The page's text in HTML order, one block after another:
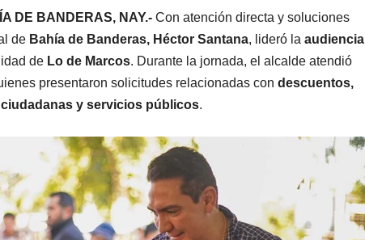
DE BANDERAS, NAY.- Con atención directa y soluciones
de Bahía de Banderas, Héctor Santana, lideró la audiencia
de Lo de Marcos. Durante la jornada, el alcalde atendió
presentaron solicitudes relacionadas con descuentos,
y servicios públicos.